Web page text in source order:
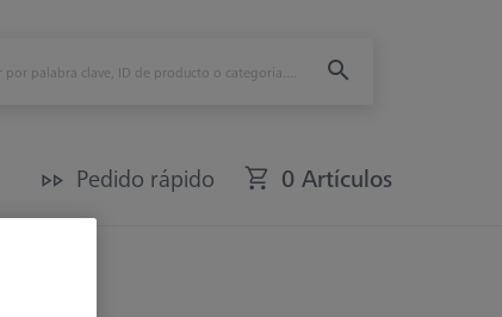
Pedido rápido 0 Artículos